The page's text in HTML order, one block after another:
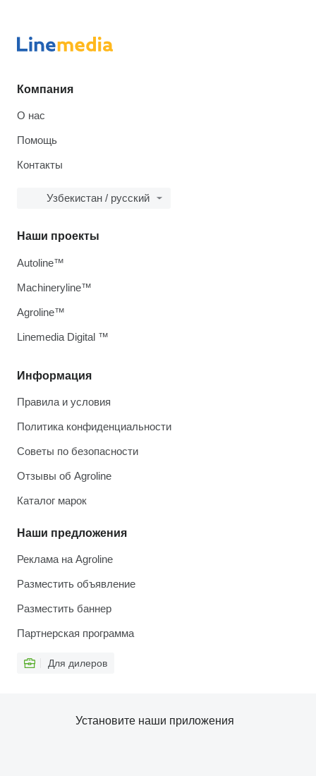
Компания
О нас
Помощь
Контакты
Узбекистан / русский
Информация
Правила и условия
Политика конфиденциальности
Советы по безопасности
Отзывы об Agroline
Каталог марок
Наши предложения
Реклама на Agroline
Разместить объявление
Разместить баннер
Партнерская программа
Для дилеров
Наши проекты
Autoline™
Machineryline™
Agroline™
Linemedia Digital ™
Установите наши приложения